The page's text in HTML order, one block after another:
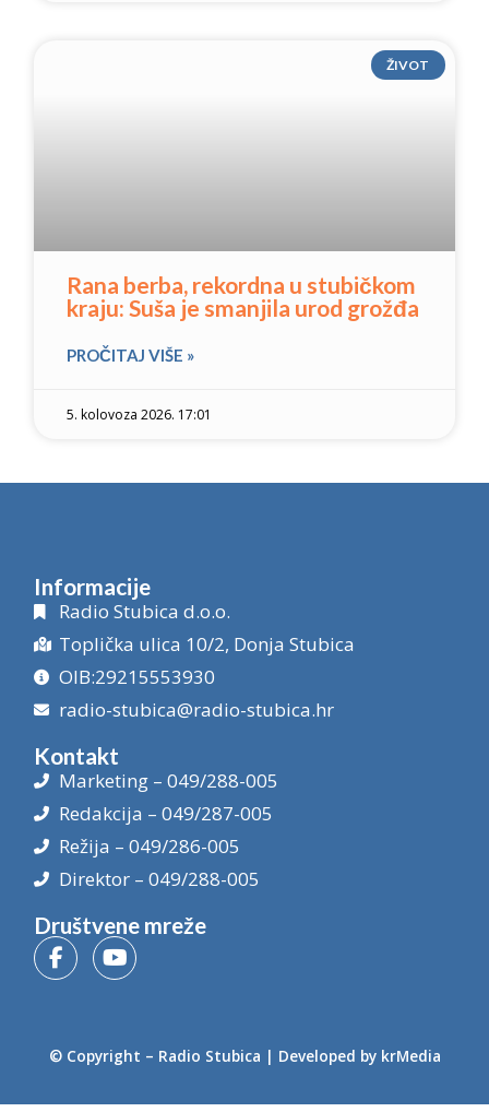
ŽIVOT
Rana berba, rekordna u stubičkom
kraju: Suša je smanjila urod grožđa
PROČITAJ VIŠE »
5. kolovoza 2026. 17:01
Informacije
Radio Stubica d.o.o.
Toplička ulica 10/2, Donja Stubica
OIB:29215553930
radio-stubica@radio-stubica.hr
Kontakt
Marketing – 049/288-005
Redakcija – 049/287-005
Režija – 049/286-005
Direktor – 049/288-005
Društvene mreže
© Copyright – Radio Stubica | Developed by krMedia